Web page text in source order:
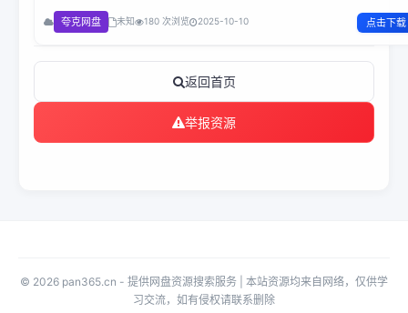
夸克网盘 未知 180 次浏览 2025-10-10 点击下载
返回首页
举报资源
© 2026 pan365.cn - 提供网盘资源搜索服务 | 本站资源均来自网络，仅供学
习交流，如有侵权请联系删除